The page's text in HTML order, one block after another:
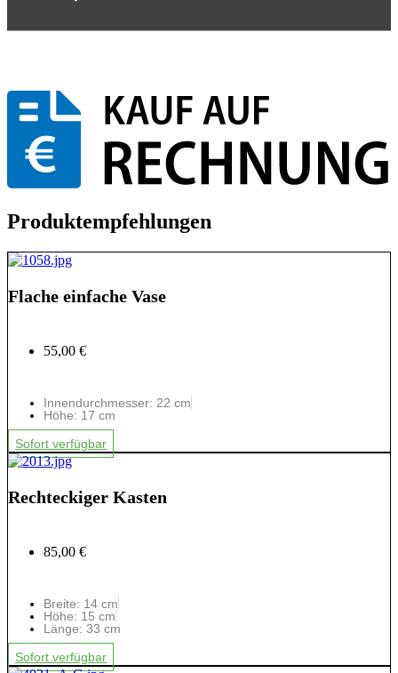
Produktempfehlungen
Flache einfache Vase
55,00 €
Innendurchmesser: 22 cm
Höhe: 17 cm
Sofort verfügbar
Rechteckiger Kasten
85,00 €
Breite: 14 cm
Höhe: 15 cm
Länge: 33 cm
Sofort verfügbar